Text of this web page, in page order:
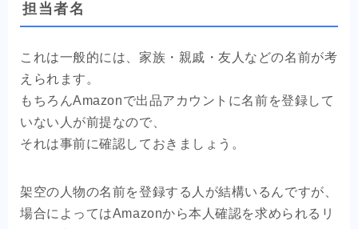
担当者名
これは一般的には、家族・親戚・友人などの名前が考
えられます。
もちろんAmazonで出品アカウントに名前を登録して
いない人が前提なので、
それは事前に確認しておきましょう。
架空の人物の名前を登録する人が結構いるんですが、
場合によってはAmazonから本人確認を求められるリ